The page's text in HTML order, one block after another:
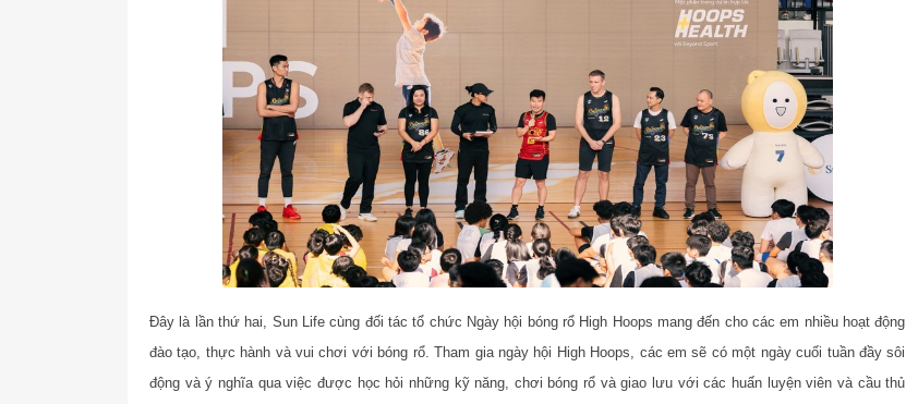
Đây là lần thứ hai, Sun Life cùng đối tác tổ chức Ngày hội bóng rổ High Hoops mang đến cho các em nhiều hoạt động
đào tạo, thực hành và vui chơi với bóng rổ. Tham gia ngày hội High Hoops, các em sẽ có một ngày cuối tuần đầy sôi
động và ý nghĩa qua việc được học hỏi những kỹ năng, chơi bóng rổ và giao lưu với các huấn luyện viên và cầu thủ